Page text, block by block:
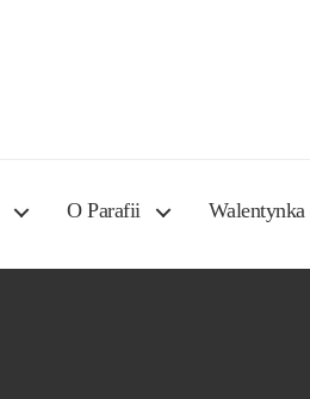
O Parafii Walentynka